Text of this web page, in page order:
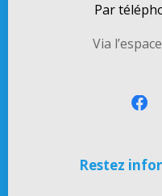
Par
Via l’espace
Restez